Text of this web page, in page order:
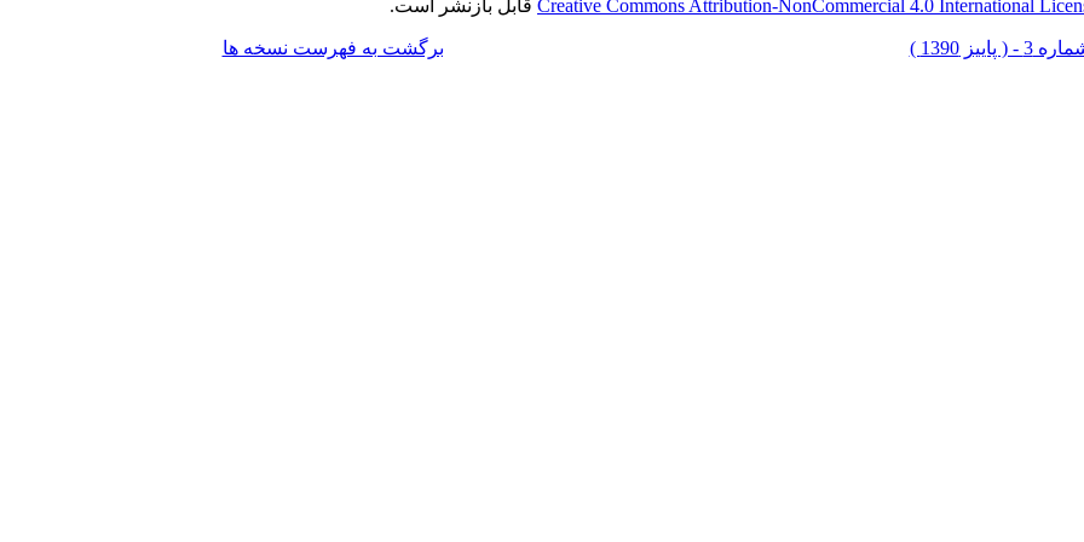
Creative Commons Attribution-NonCommercial 4.0 International قابل بازنشر است.
برگشت به فهرست نسخه ها